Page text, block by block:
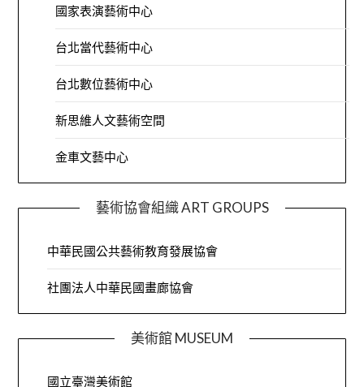
國家表演藝術中心
台北當代藝術中心
台北數位藝術中心
新思維人文藝術空間
金車文藝中心
藝術協會組織 ART GROUPS
中華民國公共藝術教育發展協會
社團法人中華民國畫廊協會
美術館 MUSEUM
國立臺灣美術館